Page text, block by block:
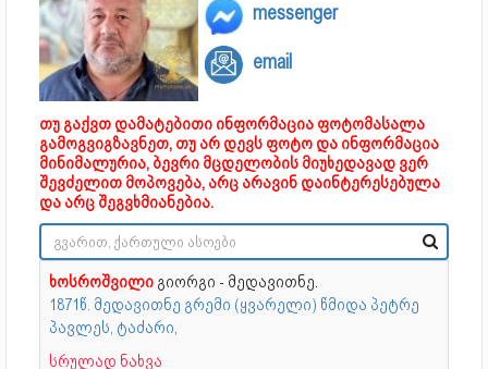
messenger
email
თუ გაქვთ დამატებითი ინფორმაცია ფოტომასალა
გამოგვიგზავნეთ, თუ არ დევს ფოტო და ინფორმაცია
მინიმალურია, ბევრი მცდელობის მიუხედავად ვერ
შევძელით მოპოვება, არც არავინ დაინტერესებულა
და არც შეგვხმიანებია.
ხოსროშვილი გიორგი - მედავითნე.
1871წ. მედავითნე გრემი (ყვარელი) წმიდა პეტრე
პავლეს, ტაძარი,
სრულად ნახვა